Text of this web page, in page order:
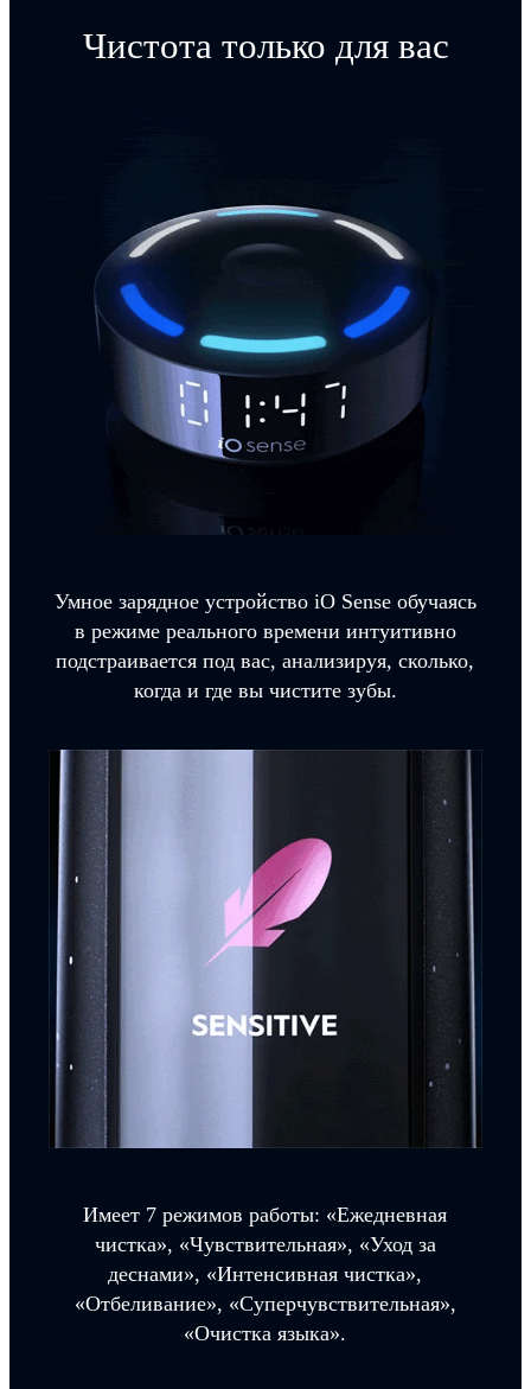
Чистота только для вас
Умное зарядное устройство iO Sense обучаясь
в режиме реального времени интуитивно
подстраивается под вас, анализируя, сколько,
когда и где вы чистите зубы.
Имеет 7 режимов работы: «Ежедневная
чистка», «Чувствительная», «Уход за
деснами», «Интенсивная чистка»,
«Отбеливание», «Суперчувствительная»,
«Очистка языка».